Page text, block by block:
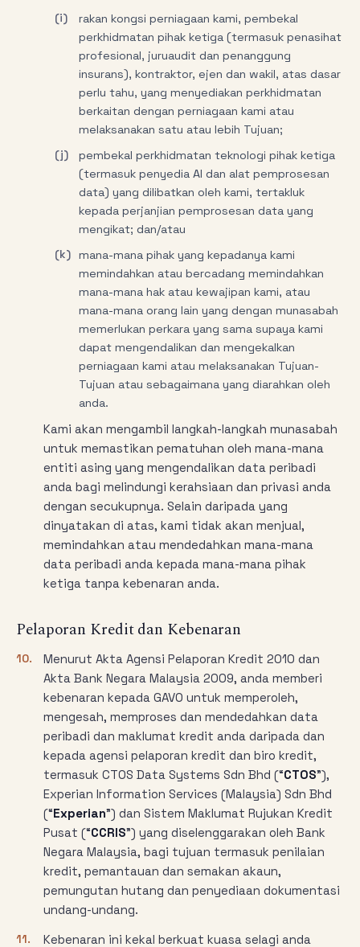
(i)
rakan kongsi perniagaan kami, pembekal
perkhidmatan pihak ketiga (termasuk penasihat
profesional, juruaudit dan penanggung
insurans), kontraktor, ejen dan wakil, atas dasar
perlu tahu, yang menyediakan perkhidmatan
berkaitan dengan perniagaan kami atau
melaksanakan satu atau lebih Tujuan;
(j)
pembekal perkhidmatan teknologi pihak ketiga
(termasuk penyedia AI dan alat pemprosesan
data) yang dilibatkan oleh kami, tertakluk
kepada perjanjian pemprosesan data yang
mengikat; dan/atau
(k) mana-mana pihak yang kepadanya kami
memindahkan atau bercadang memindahkan
mana-mana hak atau kewajipan kami, atau
mana-mana orang lain yang dengan munasabah
memerlukan perkara yang sama supaya kami
dapat mengendalikan dan mengekalkan
perniagaan kami atau melaksanakan Tujuan-
Tujuan atau sebagaimana yang diarahkan oleh
anda.
Kami akan mengambil langkah-langkah munasabah
untuk memastikan pematuhan oleh mana-mana
entiti asing yang mengendalikan data peribadi
anda bagi melindungi kerahsiaan dan privasi anda
dengan secukupnya. Selain daripada yang
dinyatakan di atas, kami tidak akan menjual,
memindahkan atau mendedahkan mana-mana
data peribadi anda kepada mana-mana pihak
ketiga tanpa kebenaran anda.
Pelaporan Kredit dan Kebenaran
10.
Menurut Akta Agensi Pelaporan Kredit 2010 dan
Akta Bank Negara Malaysia 2009, anda memberi
kebenaran kepada GAVO untuk memperoleh,
mengesah, memproses dan mendedahkan data
peribadi dan maklumat kredit anda daripada dan
kepada agensi pelaporan kredit dan biro kredit,
termasuk CTOS Data Systems Sdn Bhd (“CTOS”),
Experian Information Services (Malaysia) Sdn Bhd
(“Experian”) dan Sistem Maklumat Rujukan Kredit
Pusat (“CCRIS”) yang diselenggarakan oleh Bank
Negara Malaysia, bagi tujuan termasuk penilaian
kredit, pemantauan dan semakan akaun,
pemungutan hutang dan penyediaan dokumentasi
undang-undang.
11.
Kebenaran ini kekal berkuat kuasa selagi anda